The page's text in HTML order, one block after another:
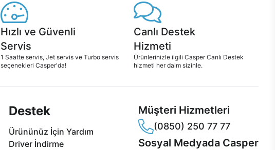
Hızlı ve Güvenli
Servis
1 Saatte servis, Jet servis ve Turbo servis
seçenekleri Casper'da!
Canlı Destek
Hizmeti
Ürünlerinizle ilgili Casper Canlı Destek
hizmeti her daim sizinle.
Destek
Ürününüz İçin Yardım
Driver İndirme
Müşteri Hizmetleri
(0850) 250 77 77
Sosyal Medyada Casper